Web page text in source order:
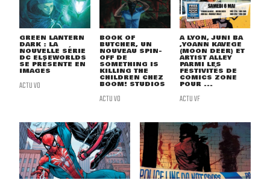
GREEN LANTERN
DARK : LA
NOUVELLE SÉRIE
DC ELSEWORLDS
SE PRÉSENTE EN
IMAGES
ACTU VO
BOOK OF
BUTCHER, UN
NOUVEAU SPIN-
OFF DE
SOMETHING IS
KILLING THE
CHILDREN CHEZ
BOOM! STUDIOS
ACTU VO
A LYON, JUNI BA
,YOANN KAVEGE
(MOON DEER) ET
ARTIST ALLEY
PARMI LES
FESTIVITÉS DE
COMICS ZONE
POUR ...
ACTU VF